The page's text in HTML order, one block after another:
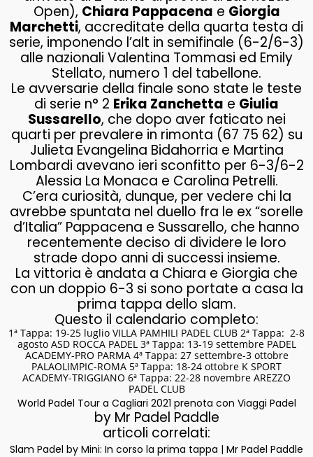
Open), Chiara Pappacena e Giorgia
Marchetti, accreditate della quarta testa di
serie, imponendo l’alt in semifinale (6-2/6-3)
alle nazionali Valentina Tommasi ed Emily
Stellato, numero 1 del tabellone.
Le avversarie della finale sono state le teste
di serie n° 2 Erika Zanchetta e Giulia
Sussarello, che dopo aver faticato nei
quarti per prevalere in rimonta (67 75 62) su
Julieta Evangelina Bidahorria e Martina
Lombardi avevano ieri sconfitto per 6-3/6-2
Alessia La Monaca e Carolina Petrelli.
C’era curiosità, dunque, per vedere chi la
avrebbe spuntata nel duello fra le ex “sorelle
d’Italia” Pappacena e Sussarello, che hanno
recentemente deciso di dividere le loro
strade dopo anni di successi insieme.
La vittoria è andata a Chiara e Giorgia che
con un doppio 6-3 si sono portate a casa la
prima tappa dello slam.
Questo il calendario completo:
1ª Tappa: 19-25 luglio VILLA PAMHILI PADEL CLUB 2ª Tappa: 2-8
agosto ASD ROCCA PADEL 3ª Tappa: 13-19 settembre PADEL
ACADEMY-PRO PARMA 4ª Tappa: 27 settembre-3 ottobre
PALAOLIMPIC-ROMA 5ª Tappa: 18-24 ottobre K SPORT
ACADEMY-TRIGGIANO 6ª Tappa: 22-28 novembre AREZZO
PADEL CLUB
World Padel Tour a Cagliari 2021 prenota con Viaggi Padel
by Mr Padel Paddle
articoli correlati:
Slam Padel by Mini: In corso la prima tappa | Mr Padel Paddle